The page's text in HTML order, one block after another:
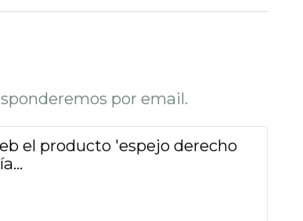
por email.